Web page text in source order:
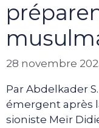
28 novembre
Par Abdelkader
émergent après
sioniste Meïr